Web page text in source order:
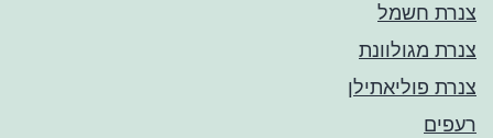
צנרת חשמל
צנרת מגולוונת
צנרת פוליאתילן
רעפים